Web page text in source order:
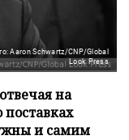
Aaron Schwartz/CNP/Global
Look Press
на
и самим